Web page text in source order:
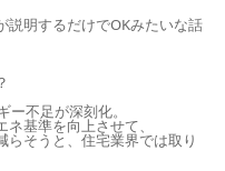
説明するだけでOKみたいな話
不足が深刻化。
基準を向上させて、
そうと、住宅業界では取り